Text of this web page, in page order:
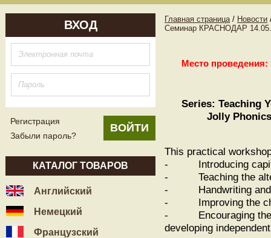
ВХОД
Регистрация
Забыли пароль?
КАТАЛОГ ТОВАРОВ
Английский
Немецкий
Французский
Главная страница / Новости
Семинар КРАСНОДАР
Место
Series: Teaching
Jolly
This practical
- Introducing capital
- Teaching the
- Handwriting and
- Improving the
- Encouraging the
developing